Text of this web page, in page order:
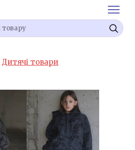
Дитячі товари